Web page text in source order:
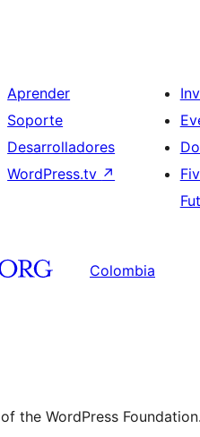
Aprender
Soporte
Desarrolladores
WordPress.tv ↗
Colombia
the WordPress Foundation.